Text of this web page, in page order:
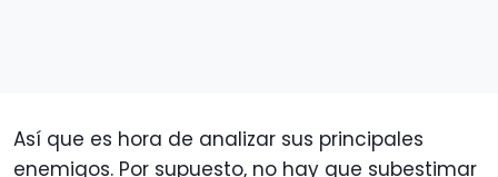
Así que es hora de analizar sus principales
enemigos. Por supuesto, no hay que subestimar